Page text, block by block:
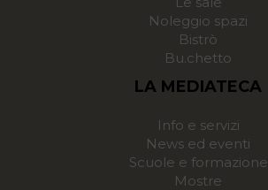
Noleggio spazi
Bistrò
Bu.chetto
LA MEDIATECA
Info e servizi
News ed eventi
Scuole e formazione
Mostre